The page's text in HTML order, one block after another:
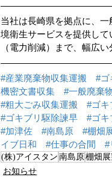
当社は長崎県を拠点に、
境衛生サービスを提供し
（電力削減）まで、幅広
#産業廃棄物収集運搬 #ゴ
機密文書収集
#一般廃棄
#粗大ごみ収集運搬
#ゴキ
#ゴキブリ駆除諫早
#ゴキ
#加津佐
#南島原 #棚畑
イブ日和
#仕事の合間 #
(株)アイスタン 南島原 棚畑
お知らせ